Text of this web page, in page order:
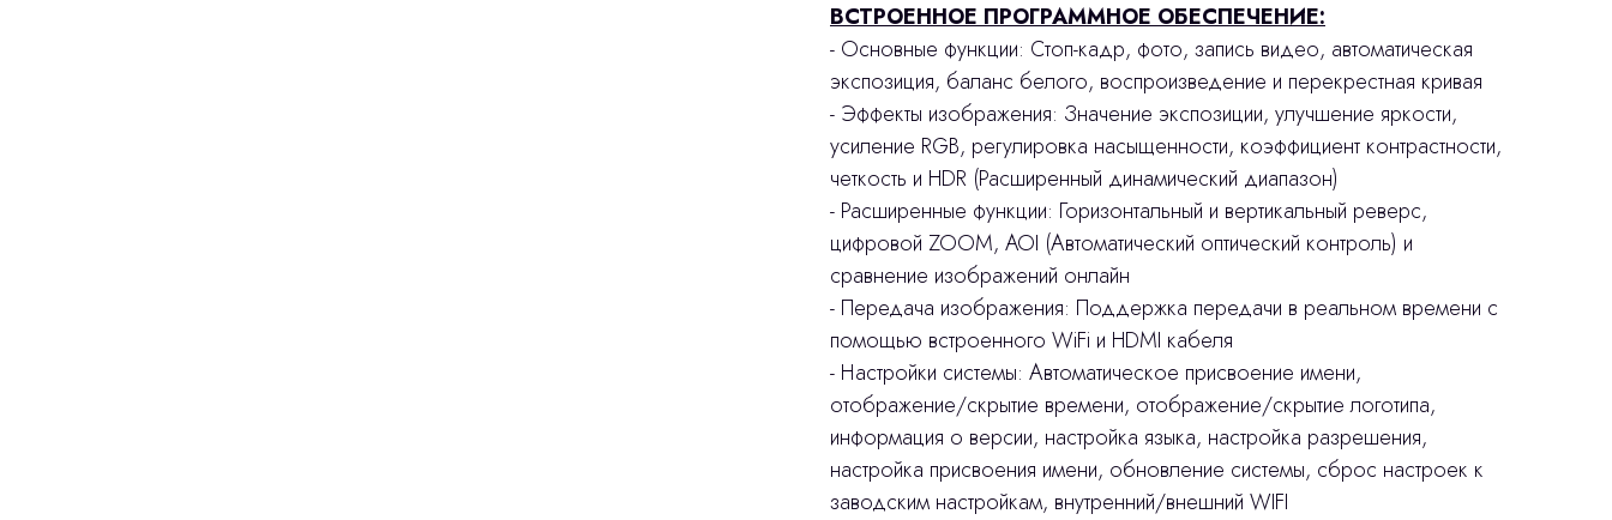
ВСТРОЕННОЕ ПРОГРАММНОЕ ОБЕСПЕЧЕНИЕ:
- Основные функции: Стоп-кадр, фото, запись видео, автоматическая
экспозиция, баланс белого, воспроизведение и перекрестная кривая
- Эффекты изображения: Значение экспозиции, улучшение яркости,
усиление RGB, регулировка насыщенности, коэффициент контрастности,
четкость и HDR (Расширенный динамический диапазон)
- Расширенные функции: Горизонтальный и вертикальный реверс,
цифровой ZOOM, AOI (Автоматический оптический контроль) и
сравнение изображений онлайн
- Передача изображения: Поддержка передачи в реальном времени с
помощью встроенного WiFi и HDMI кабеля
- Настройки системы: Автоматическое присвоение имени,
отображение/скрытие времени, отображение/скрытие логотипа,
информация о версии, настройка языка, настройка разрешения,
настройка присвоения имени, обновление системы, сброс настроек к
заводским настройкам, внутренний/внешний WIFI